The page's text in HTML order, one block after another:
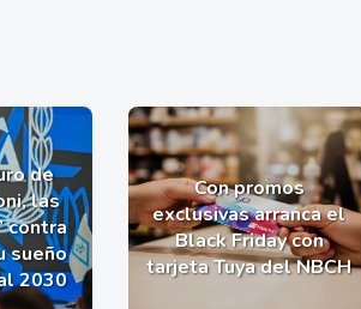
de
las
contra
sueño
2030
Con promos
exclusivas arranca el
Black Friday con
tarjeta Tuya del NBCH